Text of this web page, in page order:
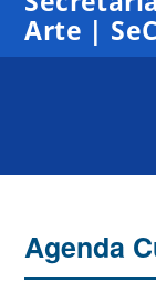
Arte |
Agenda
5:00